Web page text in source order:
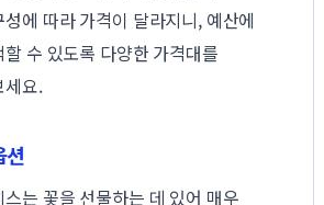
성에 따라 가격이 달라지니, 예산에
할 수 있도록 다양한 가격대를
세요.
션
스는 꽃을 선물하는 데 있어 매우